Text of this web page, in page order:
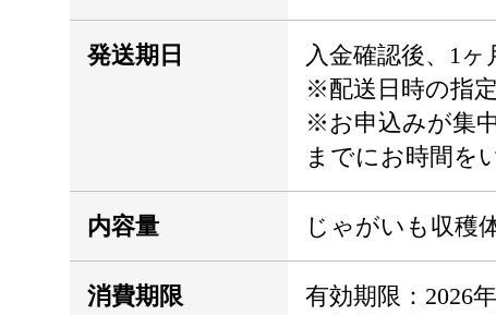
発送期日
入金確認後、1
※配送日時の指
※お申込みが集
までにお時間を
内容量 じゃがいも収穫
消費期限
有効期限：2026